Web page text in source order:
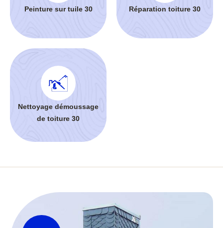
Peinture sur tuile 30 Réparation toiture 30
Nettoyage démoussage
de toiture 30